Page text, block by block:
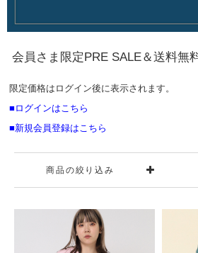
会員さま限定PRE SALE＆送料無
限定価格はログイン後に表示されます。
■ログインはこちら
■新規会員登録はこちら
商品の絞り込み